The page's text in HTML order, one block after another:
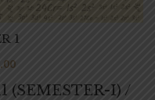
(SEMESTER-I) /
1